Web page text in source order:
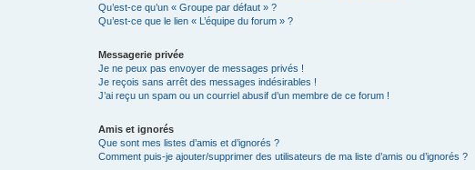
Qu’est-ce qu’un « Groupe par défaut » ?
Qu’est-ce que le lien « L’équipe du forum » ?
Messagerie privée
Je ne peux pas envoyer de messages privés !
Je reçois sans arrêt des messages indésirables !
J’ai reçu un spam ou un courriel abusif d’un membre de ce forum !
Amis et ignorés
Que sont mes listes d’amis et d’ignorés ?
Comment puis-je ajouter/supprimer des utilisateurs de ma liste d’amis ou d’ignorés ?